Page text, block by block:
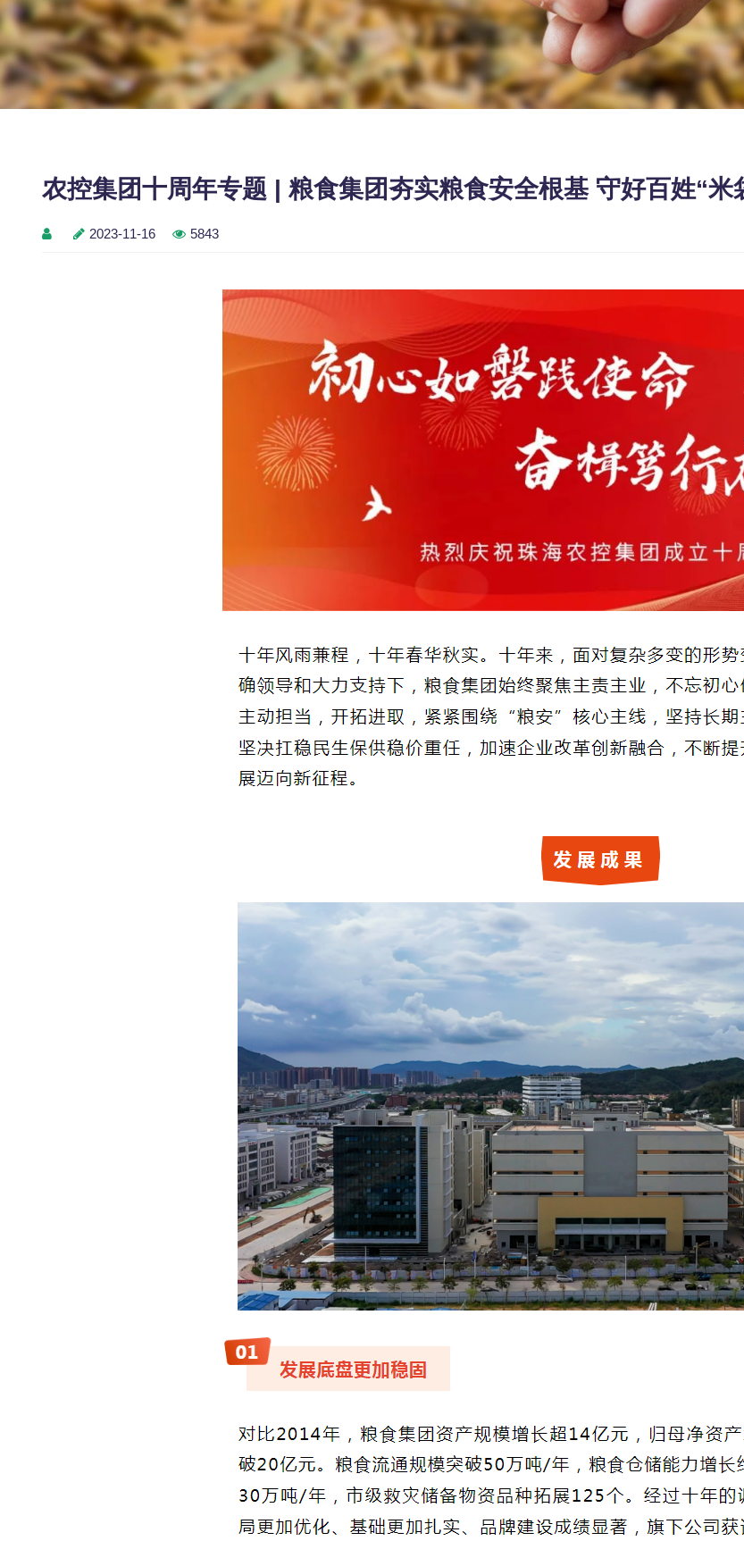
农控集团十周年专题 | 粮食集团夯实粮食安全根基 守好百姓“米
2023-11-16 5843